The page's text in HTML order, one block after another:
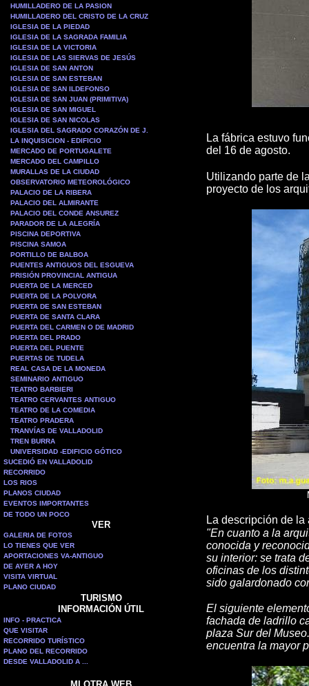
HUMILLADERO DE LA PASION
HUMILLADERO DEL CRISTO DE LA CRUZ
IGLESIA DE LA PIEDAD
IGLESIA DE LA SAGRADA FAMILIA
IGLESIA DE LA VICTORIA
IGLESIA DE LAS SIERVAS DE JESÚS
IGLESIA DE SAN ANTON
IGLESIA DE SAN ESTEBAN
IGLESIA DE SAN ILDEFONSO
IGLESIA DE SAN JUAN (PRIMITIVA)
IGLESIA DE SAN MIGUEL
IGLESIA DE SAN NICOLAS
IGLESIA DEL SAGRADO CORAZÓN DE J.
LA INQUISICION - EDIFICIO
MERCADO DE PORTUGALETE
MERCADO DEL CAMPILLO
MURALLAS DE LA CIUDAD
OBSERVATORIO METEOROLÓGICO
PALACIO DE LA RIBERA
PALACIO DEL ALMIRANTE
PALACIO DEL CONDE ANSUREZ
PARADOR DE LA ALEGRÍA
PISCINA DEPORTIVA
PISCINA SAMOA
PORTILLO DE BALBOA
PUENTES ANTIGUOS DEL ESGUEVA
PRISIÓN PROVINCIAL ANTIGUA
PUERTA DE LA MERCED
PUERTA DE LA POLVORA
PUERTA DE SAN ESTEBAN
PUERTA DE SANTA CLARA
PUERTA DEL CARMEN O DE MADRID
PUERTA DEL PRADO
PUERTA DEL PUENTE
PUERTAS DE TUDELA
REAL CASA DE LA MONEDA
SEMINARIO ANTIGUO
TEATRO BARBIERI
TEATRO CERVANTES ANTIGUO
TEATRO DE LA COMEDIA
TEATRO PRADERA
TRANVÍAS DE VALLADOLID
TREN BURRA
UNIVERSIDAD -EDIFICIO GÓTICO
SUCEDIÓ EN VALLADOLID
RECORRIDO
LOS RIOS
PLANOS CIUDAD
EVENTOS IMPORTANTES
DE TODO UN POCO
VER
GALERIA DE FOTOS
LO TIENES QUE VER
APORTACIONES VA-ANTIGUO
DE AYER A HOY
VISITA VIRTUAL
PLANO CIUDAD
TURISMO
INFORMACIÓN ÚTIL
INFO - PRACTICA
QUE VISITAR
RECORRIDO TURÍSTICO
PLANO DEL RECORRIDO
DESDE VALLADOLID A ...
La fábrica estuvo
del 16 de agosto.
Utilizando parte de
proyecto de los
La descripción de
"En cuanto a la
conocida y
su interior: se trata
oficinas de los
sido galardonado
El siguiente
fachada de ladrillo
plaza Sur del
encuentra la mayor